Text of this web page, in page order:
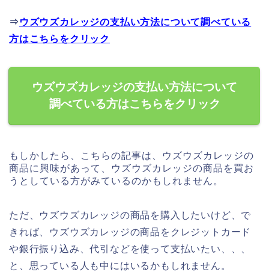
⇒ ウズウズカレッジの支払い方法について調べている
方はこちらをクリック
ウズウズカレッジの支払い方法について
調べている方はこちらをクリック
もしかしたら、こちらの記事は、ウズウズカレッジの
商品に興味があって、ウズウズカレッジの商品を買お
うとしている方がみているのかもしれません。
ただ、ウズウズカレッジの商品を購入したいけど、で
きれば、ウズウズカレッジの商品をクレジットカード
や銀行振り込み、代引などを使って支払いたい、、、
と、思っている人も中にはいるかもしれません。